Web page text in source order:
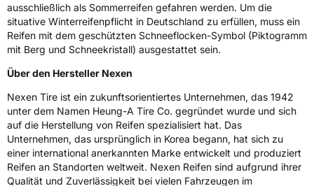
Allgemeine Produktsicherheit (GPSR)
HerstellerkontaktNEXEN TIRE EUROPE s.r.o., Lise-Meitner-
Strasse 1 65779 Kelkheim Deutschland,
ausschließlich als Sommerreifen gefahren werden. Um die
situative Winterreifenpflicht in Deutschland zu erfüllen, muss ein
Reifen mit dem geschützten Schneeflocken-Symbol (Piktogramm
mit Berg und Schneekristall) ausgestattet sein.
Über den Hersteller Nexen
Nexen Tire ist ein zukunftsorientiertes Unternehmen, das 1942
unter dem Namen Heung-A Tire Co. gegründet wurde und sich
auf die Herstellung von Reifen spezialisiert hat. Das
Unternehmen, das ursprünglich in Korea begann, hat sich zu
einer international anerkannten Marke entwickelt und produziert
Reifen an Standorten weltweit. Nexen Reifen sind aufgrund ihrer
Qualität und Zuverlässigkeit bei vielen Fahrzeugen im